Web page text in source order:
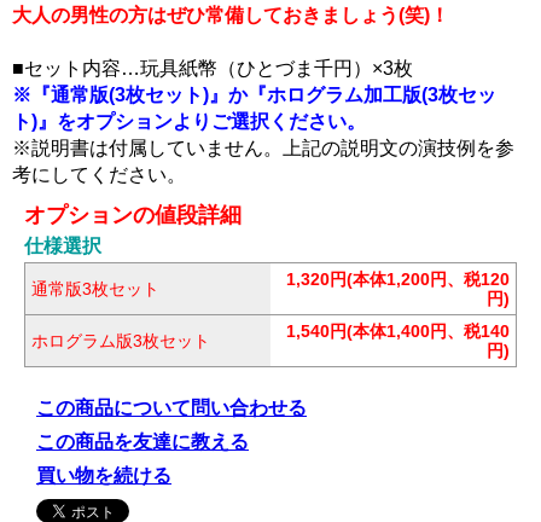
大人の男性の方はぜひ常備しておきましょう(笑)！
■セット内容…玩具紙幣（ひとづま千円）×3枚
※『通常版(3枚セット)』か『ホログラム加工版(3枚セッ
ト)』をオプションよりご選択ください。
※説明書は付属していません。上記の説明文の演技例を参
考にしてください。
オプションの値段詳細
仕様選択
通常版3枚セット
1,320円(本体1,200円、税120
円)
ホログラム版3枚セット
1,540円(本体1,400円、税140
円)
この商品について問い合わせる
この商品を友達に教える
買い物を続ける